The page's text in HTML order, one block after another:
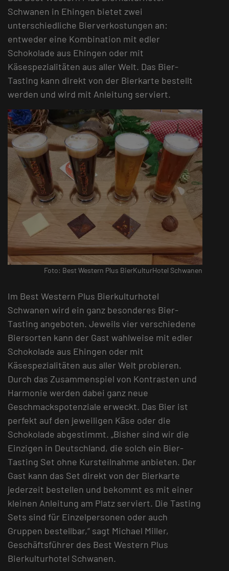
Schwanen in Ehingen bietet zwei
unterschiedliche Bierverkostungen an:
entweder eine Kombination mit edler
Schokolade aus Ehingen oder mit
Käsespezialitäten aus aller Welt. Das Bier-
Tasting kann direkt von der Bierkarte bestellt
werden und wird mit Anleitung serviert.
Foto: Best Western Plus BierKulturHotel Schwanen
Im Best Western Plus Bierkulturhotel
Schwanen wird ein ganz besonderes Bier-
Tasting angeboten. Jeweils vier verschiedene
Biersorten kann der Gast wahlweise mit edler
Schokolade aus Ehingen oder mit
Käsespezialitäten aus aller Welt probieren.
Durch das Zusammenspiel von Kontrasten und
Harmonie werden dabei ganz neue
Geschmackspotenziale erweckt. Das Bier ist
perfekt auf den jeweiligen Käse oder die
Schokolade abgestimmt. „Bisher sind wir die
Einzigen in Deutschland, die solch ein Bier-
Tasting Set ohne Kursteilnahme anbieten. Der
Gast kann das Set direkt von der Bierkarte
jederzeit bestellen und bekommt es mit einer
kleinen Anleitung am Platz serviert. Die Tasting
Sets sind für Einzelpersonen oder auch
Gruppen bestellbar,“ sagt Michael Miller,
Geschäftsführer des Best Western Plus
Bierkulturhotel Schwanen.